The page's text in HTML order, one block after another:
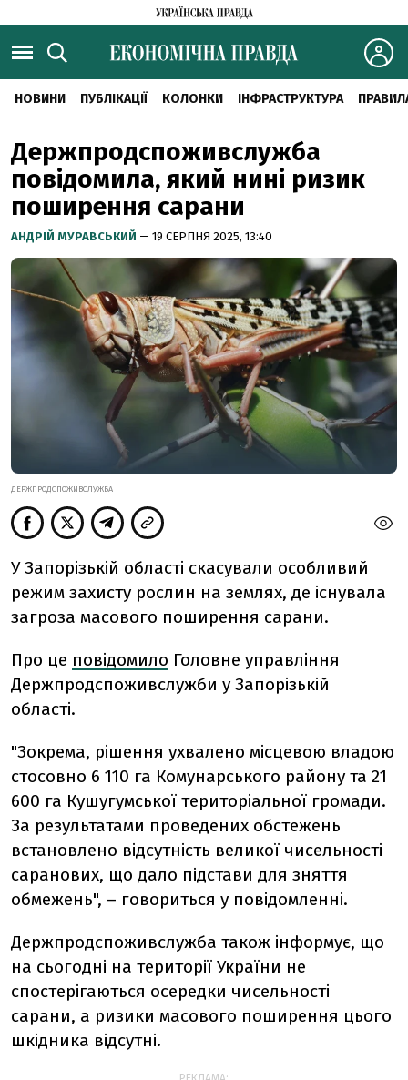
НОВИНИ ПУБЛІКАЦІЇ КОЛОНКИ ІНФРАСТРУКТУРА
Держпродспоживслужба
повідомила, який нині ризик
поширення сарани
АНДРІЙ МУРАВСЬКИЙ — 19 СЕРПНЯ 2025, 13:40
ДЕРЖПРОДСПОЖИВСЛУЖБА
У Запорізькій області скасували особливий
режим захисту рослин на землях, де існувала
загроза масового поширення сарани.
Про це повідомило Головне управління
Держпродспоживслужби у Запорізькій
області.
"Зокрема, рішення ухвалено місцевою владою
стосовно 6 110 га Комунарського району та 21
600 га Кушугумської територіальної громади.
За результатами проведених обстежень
встановлено відсутність великої чисельності
саранових, що дало підстави для зняття
обмежень", – говориться у повідомленні.
Держпродспоживслужба також інформує, що
на сьогодні на території України не
спостерігаються осередки чисельності
сарани, а ризики масового поширення цього
шкідника відсутні.